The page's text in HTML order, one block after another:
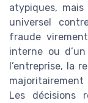
atypiques,
universel
fraude
interne ou
l’entreprise, la
majoritairement
Les décisions